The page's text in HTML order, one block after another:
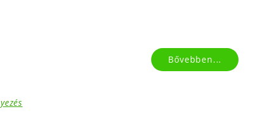
Bővebben...